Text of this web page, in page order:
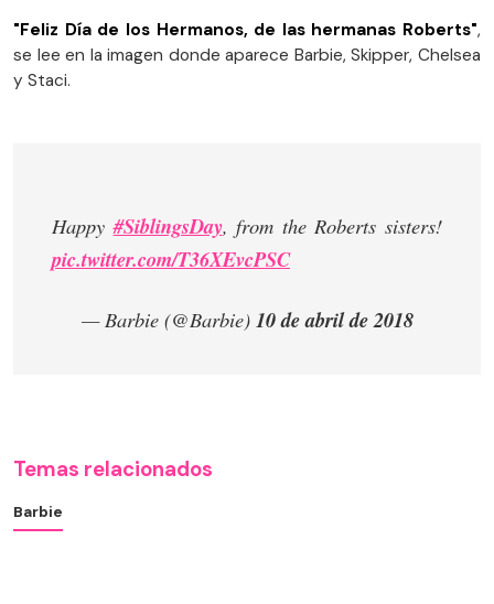
"Feliz Día de los Hermanos, de las hermanas Roberts",
se lee en la imagen donde aparece Barbie, Skipper, Chelsea
y Staci.
Happy#SiblingsDay, from the Roberts sisters!
pic.twitter.com/T36XEvcPSC
— Barbie (@Barbie) 10 de abril de 2018
Temas relacionados
Barbie